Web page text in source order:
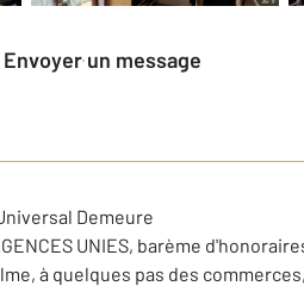
Envoyer un message
Demeure
UNIES, barème
à quelques pas des